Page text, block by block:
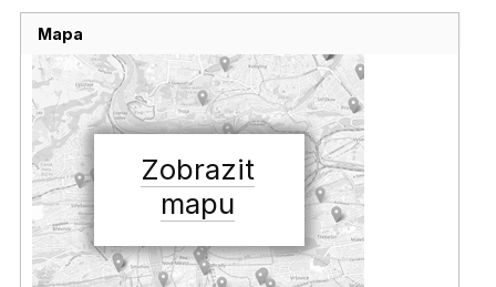
Mapa
Zobrazit
mapu